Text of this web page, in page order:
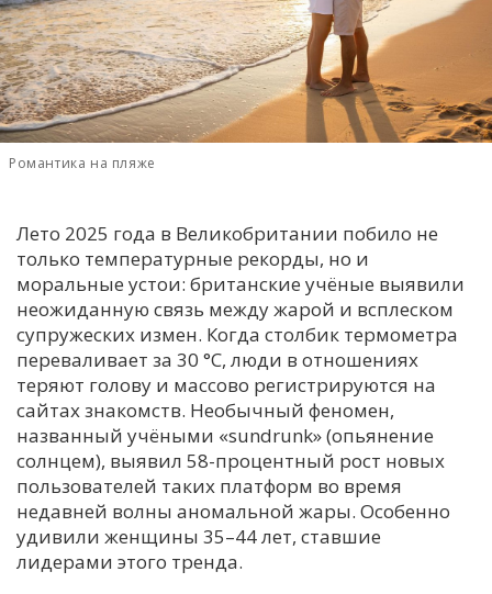
Е
К
М
Н
Р
С
Т
У
Х
Ч
Я
Романтика на пляже
Лето 2025 года в Великобритании побило не
только температурные рекорды, но и
моральные устои: британские учёные выявили
неожиданную связь между жарой и всплеском
супружеских измен. Когда столбик термометра
переваливает за 30 °C, люди в отношениях
теряют голову и массово регистрируются на
сайтах знакомств. Необычный феномен,
названный учёными «sundrunk» (опьянение
солнцем), выявил 58-процентный рост новых
пользователей таких платформ во время
недавней волны аномальной жары. Особенно
удивили женщины 35–44 лет, ставшие
лидерами этого тренда.